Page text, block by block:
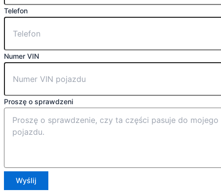
Telefon
Numer VIN
Proszę o sprawdzeni
Wyślij